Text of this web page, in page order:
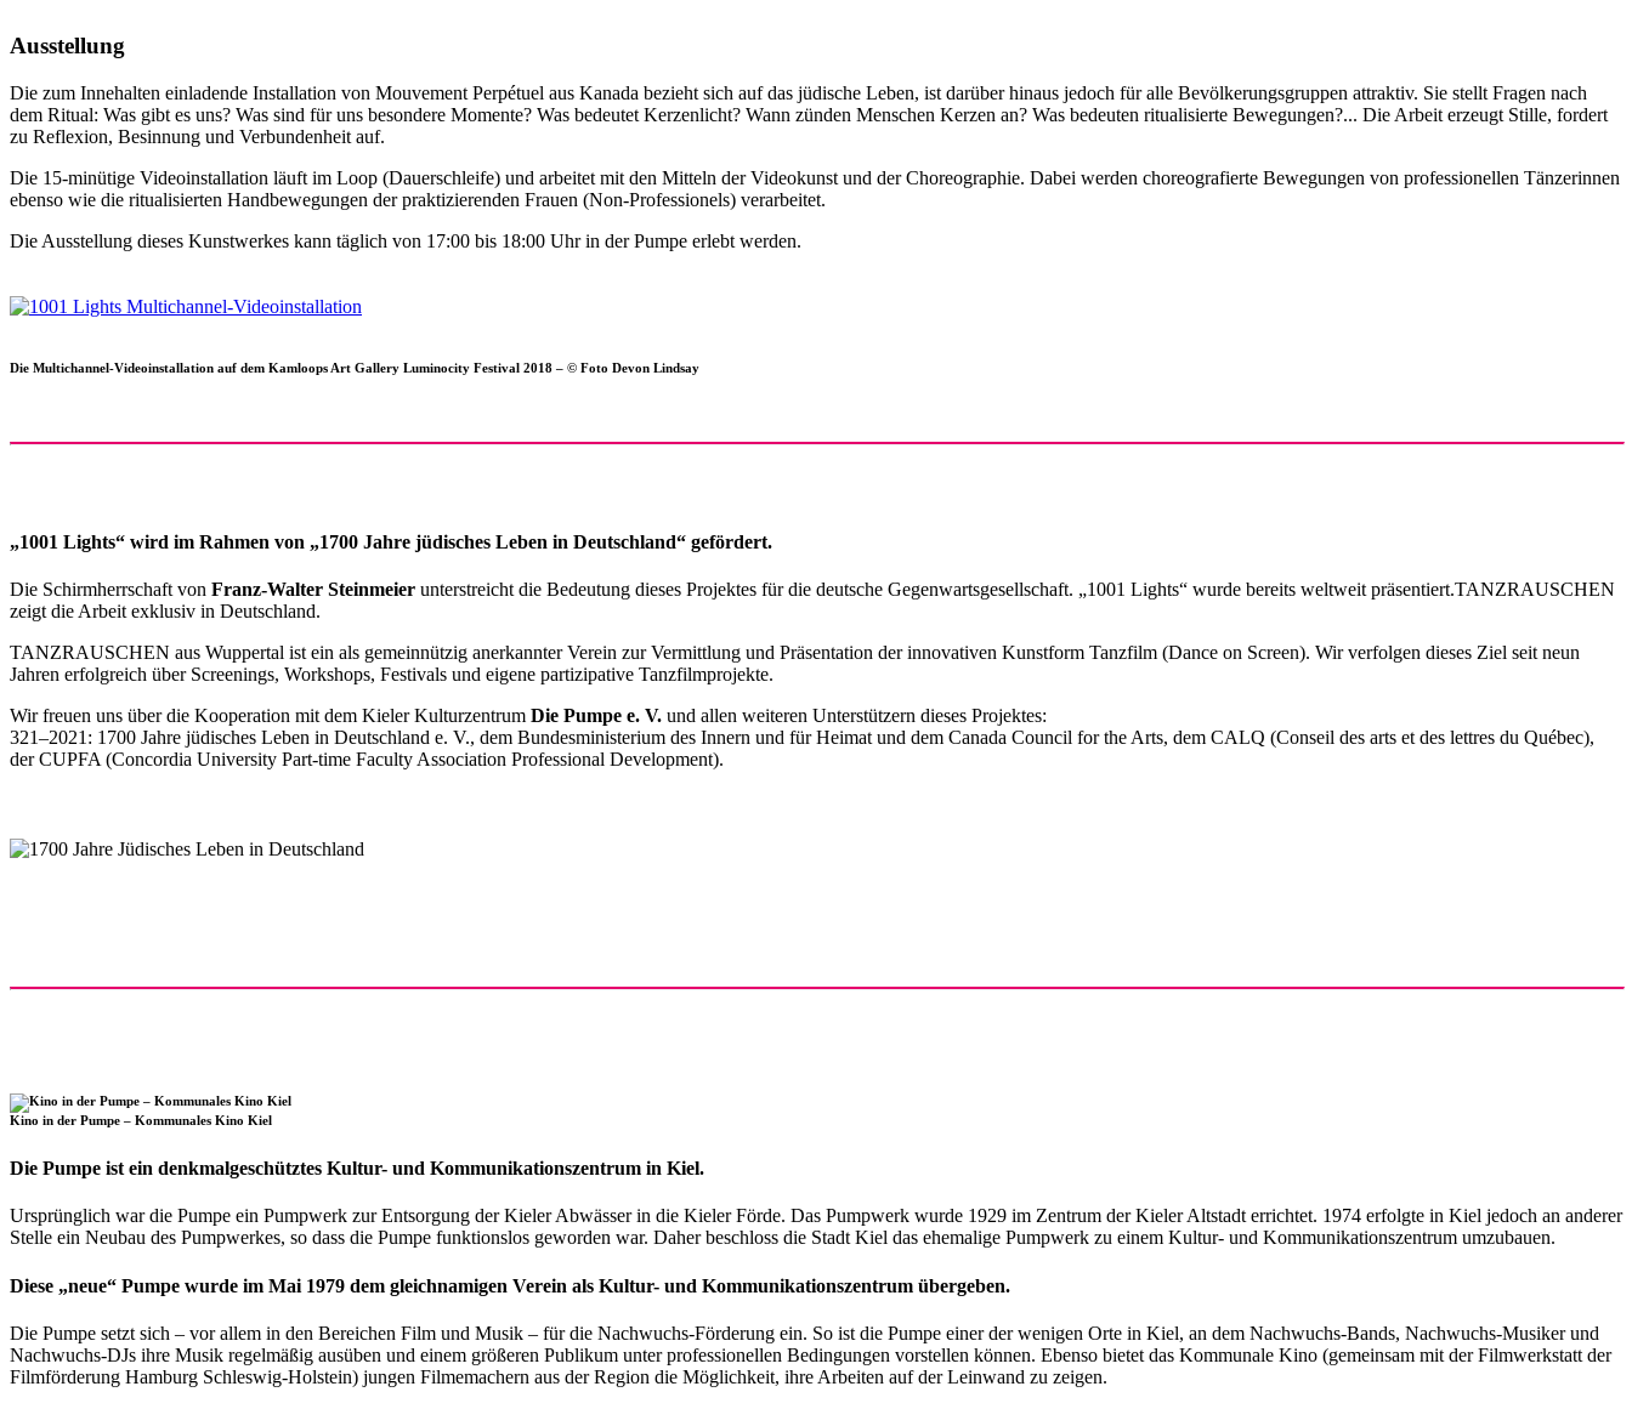
Ausstellung
Die zum Innehalten einladende Installation von Mouvement Perpétuel aus Kanada bezieht sich auf das jüdische Leben, ist darüber hinaus jedoch für alle Bevölkerungsgruppen attraktiv. Sie stellt Fragen nach
dem Ritual: Was gibt es uns? Was sind für uns besondere Momente? Was bedeutet Kerzenlicht? Wann zünden Menschen Kerzen an? Was bedeuten ritualisierte Bewegungen?... Die Arbeit erzeugt Stille, fordert
zu Reflexion, Besinnung und Verbundenheit auf.
Die 15-minütige Videoinstallation läuft im Loop (Dauerschleife) und arbeitet mit den Mitteln der Videokunst und der Choreographie. Dabei werden choreografierte Bewegungen von professionellen Tänzerinnen
ebenso wie die ritualisierten Handbewegungen der praktizierenden Frauen (Non-Professionels) verarbeitet.
Die Ausstellung dieses Kunstwerkes kann täglich von 17:00 bis 18:00 Uhr in der Pumpe erlebt werden.
Die Multichannel-Videoinstallation auf dem Kamloops Art Gallery Luminocity Festival 2018 – © Foto Devon Lindsay
„1001 Lights“ wird im Rahmen von „1700 Jahre jüdisches Leben in Deutschland“ gefördert.
Die Schirmherrschaft von Franz-Walter Steinmeier unterstreicht die Bedeutung dieses Projektes für die deutsche Gegenwartsgesellschaft. „1001 Lights“ wurde bereits weltweit präsentiert.TANZRAUSCHEN
zeigt die Arbeit exklusiv in Deutschland.
TANZRAUSCHEN aus Wuppertal ist ein als gemeinnützig anerkannter Verein zur Vermittlung und Präsentation der innovativen Kunstform Tanzfilm (Dance on Screen). Wir verfolgen dieses Ziel seit neun
Jahren erfolgreich über Screenings, Workshops, Festivals und eigene partizipative Tanzfilmprojekte.
Wir freuen uns über die Kooperation mit dem Kieler Kulturzentrum Die Pumpe e. V. und allen weiteren Unterstützern dieses Projektes:
321–2021: 1700 Jahre jüdisches Leben in Deutschland e. V., dem Bundesministerium des Innern und für Heimat und dem Canada Council for the Arts, dem CALQ (Conseil des arts et des lettres du Québec),
der CUPFA (Concordia University Part-time Faculty Association Professional Development).
Kino in der Pumpe – Kommunales Kino Kiel
Die Pumpe ist ein denkmalgeschütztes Kultur- und Kommunikationszentrum in Kiel.
Ursprünglich war die Pumpe ein Pumpwerk zur Entsorgung der Kieler Abwässer in die Kieler Förde. Das Pumpwerk wurde 1929 im Zentrum der Kieler Altstadt errichtet. 1974 erfolgte in Kiel jedoch an anderer
Stelle ein Neubau des Pumpwerkes, so dass die Pumpe funktionslos geworden war. Daher beschloss die Stadt Kiel das ehemalige Pumpwerk zu einem Kultur- und Kommunikationszentrum umzubauen.
Diese „neue“ Pumpe wurde im Mai 1979 dem gleichnamigen Verein als Kultur- und Kommunikationszentrum übergeben.
Die Pumpe setzt sich – vor allem in den Bereichen Film und Musik – für die Nachwuchs-Förderung ein. So ist die Pumpe einer der wenigen Orte in Kiel, an dem Nachwuchs-Bands, Nachwuchs-Musiker und
Nachwuchs-DJs ihre Musik regelmäßig ausüben und einem größeren Publikum unter professionellen Bedingungen vorstellen können. Ebenso bietet das Kommunale Kino (gemeinsam mit der Filmwerkstatt der
Filmförderung Hamburg Schleswig-Holstein) jungen Filmemachern aus der Region die Möglichkeit, ihre Arbeiten auf der Leinwand zu zeigen.